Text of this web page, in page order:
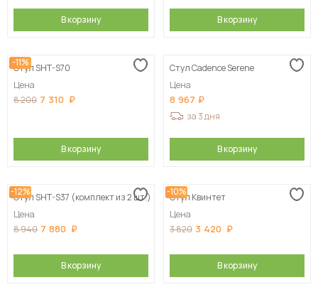
В корзину В корзину
-11%
Стул SHT-S70
Цена
8 200 7 310
В корзину
Стул Cadence Serene
Цена
8 967
за 3 дня
В корзину
-12%
Стул SHT-S37 (комплект из 2 шт.)
Цена
8 940 7 880
В корзину
-10%
Стул Квинтет
Цена
3 820 3 420
В корзину